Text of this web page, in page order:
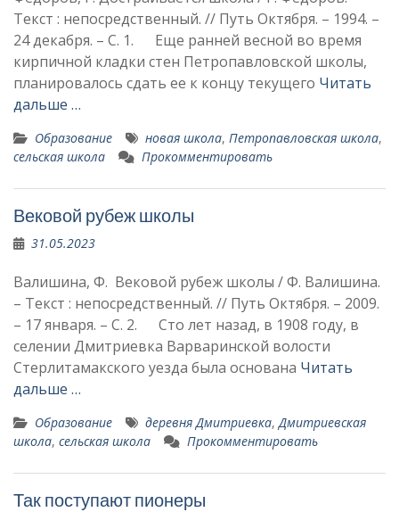
Текст : непосредственный. // Путь Октября. – 1994. –
24 декабря. – С. 1. Еще ранней весной во время
кир­пичной кладки стен Петропавловской школы,
планировалось сдать ее к кон­цу текущего Читать
дальше …
Образование новая школа, Петропавловская школа,
сельская школа
Прокомментировать
Вековой рубеж школы
31.05.2023
Валишина, Ф. Вековой рубеж школы / Ф. Валишина.
– Текст : непосредственный. // Путь Октября. – 2009.
– 17 января. – С. 2. Сто лет назад, в 1908 году, в
селении Дмитриевка Варваринской волости
Стерлитамакского уезда была основана Читать
дальше …
Образование деревня Дмитриевка,Дмитриевская
школа, сельская школа Прокомментировать
Так поступают пионеры